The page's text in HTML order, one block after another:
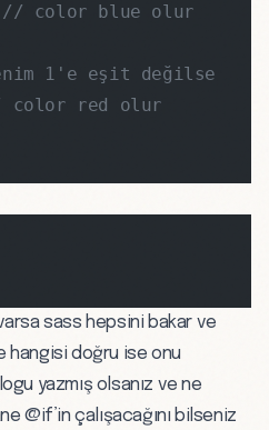
// color blue olur
1'e eşit değilse
color red olur
sass hepsini bakar ve
doğru ise onu
yazmış olsanız ve ne
@if’in çalışacağını bilseniz